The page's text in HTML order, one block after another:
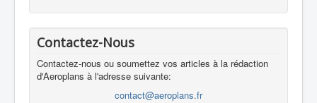
Contactez-Nous
Contactez-nous ou soumettez vos articles à la rédaction
d'Aeroplans à l'adresse suivante:
contact@aeroplans.fr